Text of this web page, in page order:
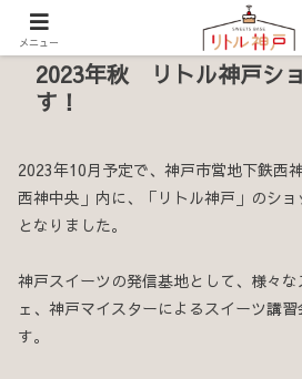
2023年秋 リトル神戸シ
す！
2023年10月予定で、神戸市営地下鉄西
西神中央」内に、「リトル神戸」のシ
となりました。
神戸スイーツの発信基地として、様々
ェ、神戸マイスターによるスイーツ講
す。
メニュー